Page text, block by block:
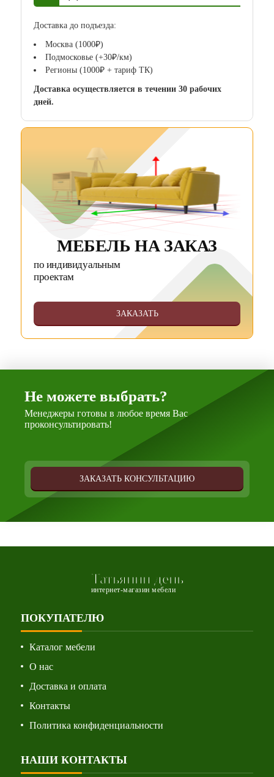
Доставка до подъезда:
Москва (1000₽)
Подмосковье (+30₽/км)
Регионы (1000₽ + тариф ТК)
Доставка осуществляется в течении 30 рабочих
дней.
МЕБЕЛЬ НА ЗАКАЗ
по индивидуальным
проектам
ЗАКАЗАТЬ
Не можете выбрать?
Менеджеры готовы в любое время Вас
проконсультировать!
ЗАКАЗАТЬ КОНСУЛЬТАЦИЮ
Татьянин день
интернет-магазин мебели
ПОКУПАТЕЛЮ
Каталог мебели
О нас
Доставка и оплата
Контакты
Политика конфиденциальности
НАШИ КОНТАКТЫ